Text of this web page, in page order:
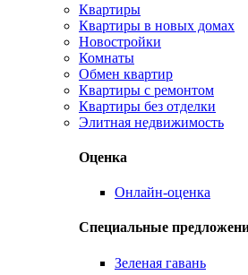
Квартиры
Квартиры в новых домах
Новостройки
Комнаты
Обмен квартир
Квартиры с ремонтом
Квартиры без отделки
Элитная недвижимость
Оценка
Онлайн-оценка
Специальные
Зеленая гавань